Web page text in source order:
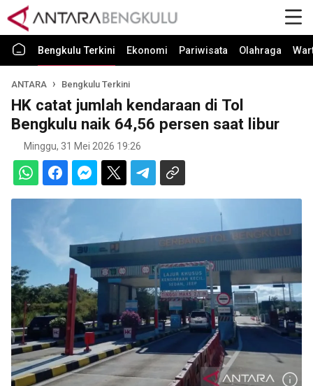
Bengkulu Terkini Ekonomi Pariwisata Olahraga
ANTARA Bengkulu Terkini
HK catat jumlah kendaraan di Tol
Bengkulu naik 64,56 persen saat libur
Minggu, 31 Mei 2026 19:26